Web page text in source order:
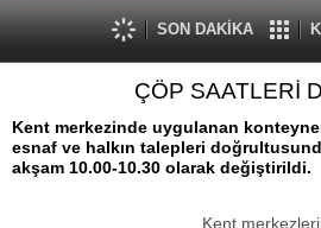
SON DAKİKA
ÇÖP SAATLERİ
Kent merkezinde uygulanan
esnaf ve halkın talepleri
akşam 10.00-10.30 olarak değiştirildi.
Kent